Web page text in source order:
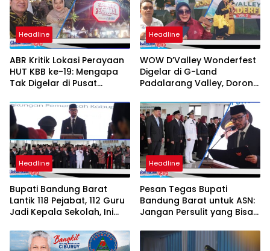
Headline
ABR Kritik Lokasi Perayaan
HUT KBB ke-19: Mengapa
Tak Digelar di Pusat
Headline
WOW D’Valley Wonderfest
Digelar di G-Land
Padalarang Valley, Dorong
Lokal
Headline
Bupati Bandung Barat
Lantik 118 Pejabat, 112 Guru
Jadi Kepala Sekolah, Ini
Barunya
Headline
Pesan Tegas Bupati
Bandung Barat untuk ASN:
Jangan Persulit yang Bisa